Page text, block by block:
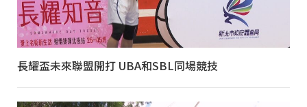
長耀盃未來聯盟開打 UBA和SBL同場競技